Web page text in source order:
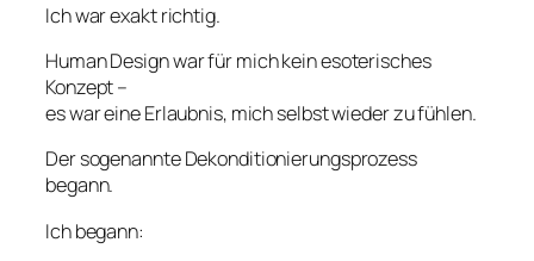
Ich war exakt richtig.
Human Design war für mich kein esoterisches
Konzept –
es war eine Erlaubnis, mich selbst wieder zu fühlen.
Der sogenannte Dekonditionierungsprozess
begann.
Ich begann: